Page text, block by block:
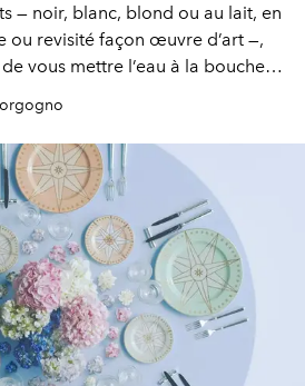
— noir, blanc, blond ou au lait, en
ou revisité façon œuvre d’art —,
vous mettre l’eau à la bouche